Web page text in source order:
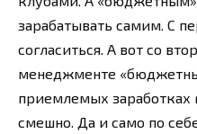
зарабатывать самим. С
согласиться. А вот со
менеджменте
приемлемых заработках
смешно. Да и само по